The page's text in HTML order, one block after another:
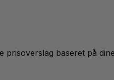
baseret på